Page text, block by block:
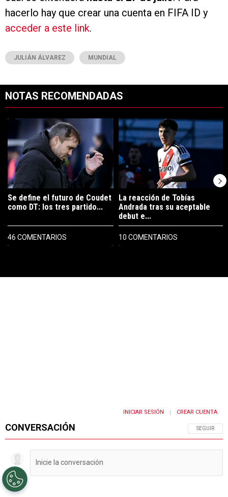
hacerlo hay que crear una cuenta en FIFA ID y
acceder a este link.
JULIÁN ÁLVAREZ MUNDIAL
NOTAS RECOMENDADAS
Un artículo de tendencia con el título "Se define el futuro de
Se define el futuro de Coudet
como DT: los tres partido...
46 COMENTARIOS
Un artículo de tendencia con el
La reacción de Tobías
Andrada tras su aceptable
debut e...
10 COMENTARIOS
CONVERSACIÓN SIGA ESTA
SEGUIR
INICIAR SESIÓN | CREAR CUENTA